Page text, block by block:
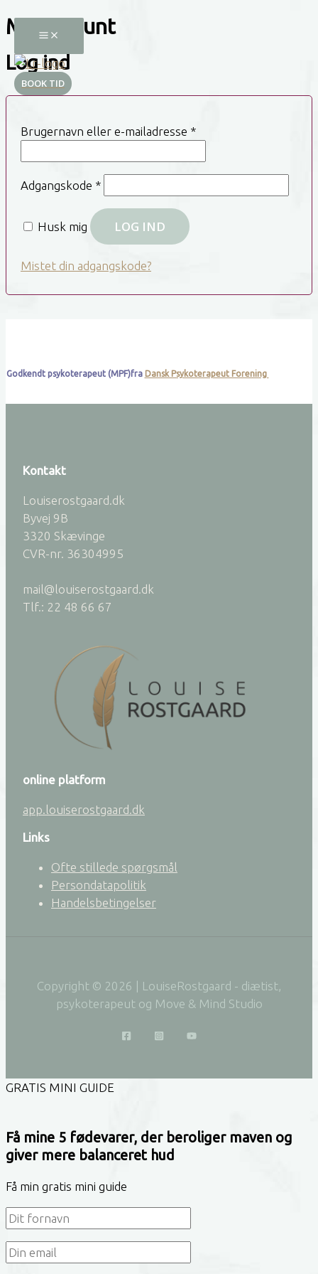
Gå
indholdet
BOOK TID
My account
Log ind
Brugernavn eller e-mailadresse *Påkrævet
Adgangskode *Påkrævet
Husk mig LOG IND
Mistet din adgangskode?
Godkendt psykoterapeut (MPF)fra Dansk Psykoterapeut Forening
Kontakt
Louiserostgaard.dk
Byvej 9B
3320 Skævinge
CVR-nr. 36304995
mail@louiserostgaard.dk
Tlf.: 22 48 66 67
online platform
app.louiserostgaard.dk
Links
Ofte stillede spørgsmål
Persondatapolitik
Handelsbetingelser
Copyright © 2026 | LouiseRostgaard - diætist,
psykoterapeut og Move & Mind Studio
GRATIS MINI GUIDE
Få mine 5 fødevarer, der beroliger maven og
giver mere balanceret hud
Få min gratis mini guide